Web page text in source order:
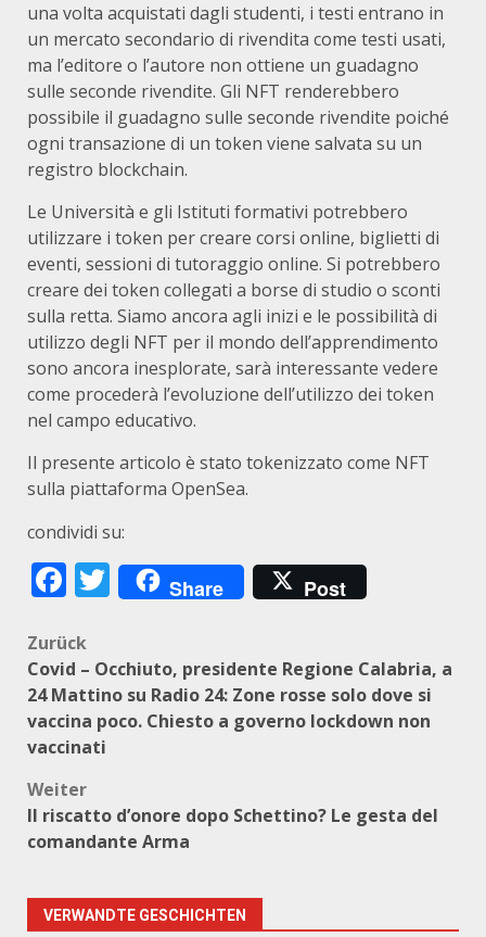
una volta acquistati dagli studenti, i testi entrano in
un mercato secondario di rivendita come testi usati,
ma l’editore o l’autore non ottiene un guadagno
sulle seconde rivendite. Gli NFT renderebbero
possibile il guadagno sulle seconde rivendite poiché
ogni transazione di un token viene salvata su un
registro blockchain.
Le Università e gli Istituti formativi potrebbero
utilizzare i token per creare corsi online, biglietti di
eventi, sessioni di tutoraggio online. Si potrebbero
creare dei token collegati a borse di studio o sconti
sulla retta. Siamo ancora agli inizi e le possibilità di
utilizzo degli NFT per il mondo dell’apprendimento
sono ancora inesplorate, sarà interessante vedere
come procederà l’evoluzione dell’utilizzo dei token
nel campo educativo.
Il presente articolo è stato tokenizzato come NFT
sulla piattaforma OpenSea.
condividi su:
Facebook
Twitter
Share Post
Beitragsnavigation
Zurück
Covid – Occhiuto, presidente Regione Calabria, a
24 Mattino su Radio 24: Zone rosse solo dove si
vaccina poco. Chiesto a governo lockdown non
vaccinati
Weiter
Il riscatto d’onore dopo Schettino? Le gesta del
comandante Arma
VERWANDTE GESCHICHTEN